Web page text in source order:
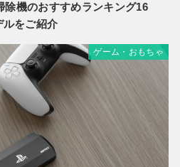
除機のおすすめランキング16
ルをご紹介
ゲーム・おもちゃ